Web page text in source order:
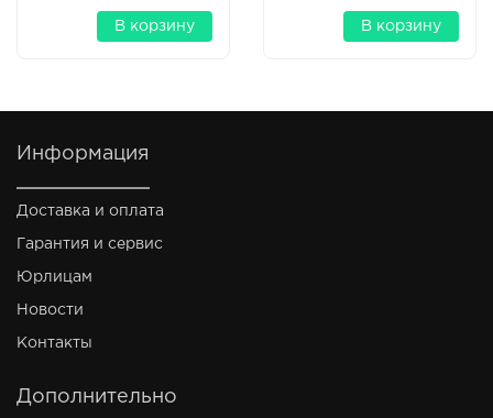
В корзину В корзину
Информация
Доставка и оплата
Гарантия и сервис
Юрлицам
Новости
Контакты
Дополнительно